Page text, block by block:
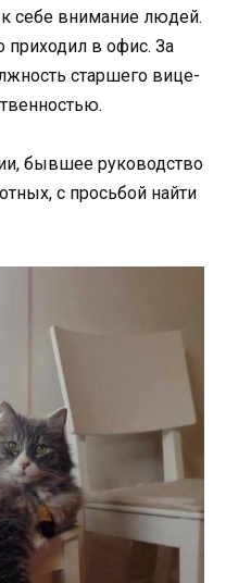
себе внимание людей.
в офис. За
старшего вице-
бывшее руководство
с просьбой найти